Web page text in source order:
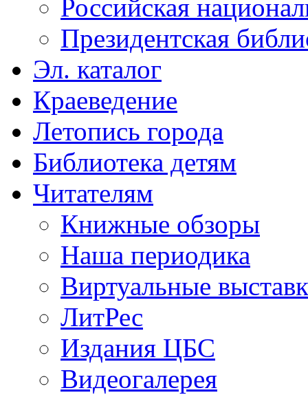
Российская
Президентская
Эл. каталог
Краеведение
Летопись города
Библиотека детям
Читателям
Книжные обзоры
Наша периодика
Виртуальные
ЛитРес
Издания ЦБС
Видеогалерея